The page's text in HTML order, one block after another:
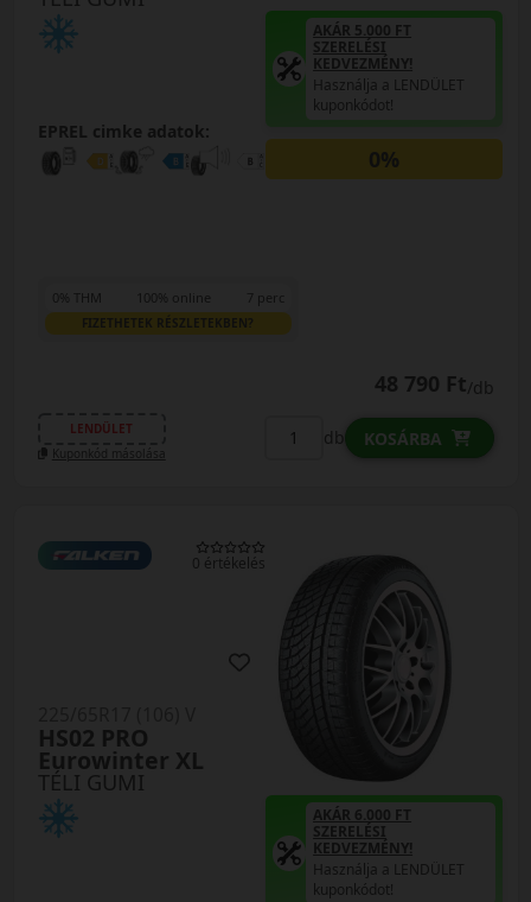
EPREL cimke adatok:
AKÁR 5.000 FT
SZERELÉSI
KEDVEZMÉNY!
Használja a LENDÜLET
kuponkódot!
0%
0% THM 100% online 7 perc
FIZETHETEK RÉSZLETEKBEN?
48 790 Ft/db
LENDÜLET
Kuponkód másolása
db KOSÁRBA
0 értékelés
TÉLI GUMI
HS02 PRO
Eurowinter XL
AKÁR 6.000 FT
SZERELÉSI
KEDVEZMÉNY!
Használja a LENDÜLET
kuponkódot!